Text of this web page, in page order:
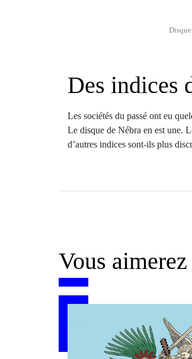
Des indices
Les sociétés du passé ont eu
Le disque de Nébra en est une.
d’autres indices sont-ils plus
Vous